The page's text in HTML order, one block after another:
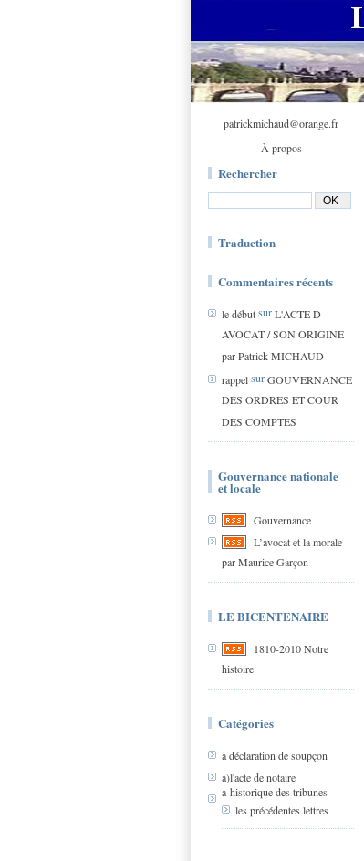
patrickmichaud@orange.fr
À propos
Rechercher
Traduction
Commentaires récents
le débutsurL'ACTE D
AVOCAT / SON ORIGINE
par Patrick MICHAUD
rappelsurGOUVERNANCE
DES ORDRES ET COUR
DES COMPTES
Gouvernance nationale
et locale
Gouvernance
L’avocat et la morale
par Maurice Garçon
LE BICENTENAIRE
1810-2010 Notre
histoire
Catégories
a déclaration de soupçon
a)l'acte de notaire
a-historique des tribunes
les précédentes lettres